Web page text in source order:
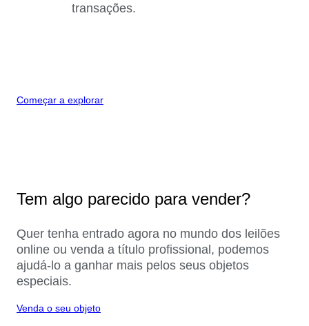
transações.
Começar a explorar
Tem algo parecido para vender?
Quer tenha entrado agora no mundo dos leilões
online ou venda a título profissional, podemos
ajudá-lo a ganhar mais pelos seus objetos
especiais.
Venda o seu objeto